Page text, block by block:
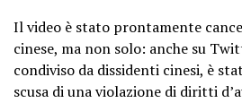
Il video è stato prontamente
cinese, ma non solo: anche su
condiviso da dissidenti cinesi, è
scusa di una violazione di diritti